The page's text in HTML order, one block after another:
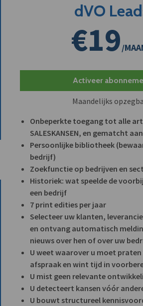
dVO
€19/
Activeer
Maandelijks
Onbeperkte toegang tot alle
SALESKANSEN, en gematcht
Persoonlijke bibliotheek
bedrijf)
Zoekfunctie op bedrijven en
Historiek: wat speelde de
een bedrijf
7 print edities per jaar
Selecteer uw klanten,
en ontvang automatisch
nieuws over hen of over uw
U weet waarover u moet
afspraak en wint tijd in
U mist geen relevante
U detecteert kansen vóór
U bouwt structureel